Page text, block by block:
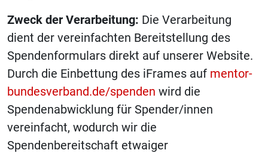
Zweck der Verarbeitung: Die Verarbeitung
dient der vereinfachten Bereitstellung des
Spendenformulars direkt auf unserer Website.
Durch die Einbettung des iFrames auf mentor-
bundesverband.de/spenden wird die
Spendenabwicklung für Spender/innen
vereinfacht, wodurch wir die
Spendenbereitschaft etwaiger